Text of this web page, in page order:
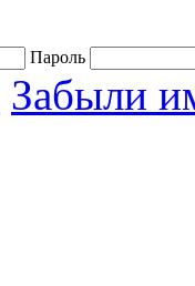
Пароль
Забыли